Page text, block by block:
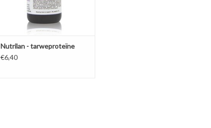
nagels.
TOEVOEGEN AAN WINKELWAGEN
Nutrilan - tarweproteïne
€6,40